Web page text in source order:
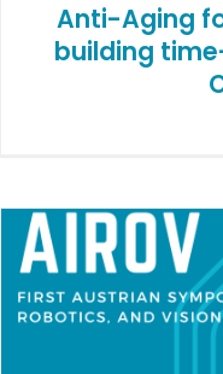
Anti-Aging
building